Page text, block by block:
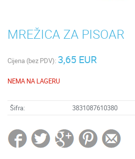
MREŽICA ZA PISOAR
Cijena (bez PDV): 3,65 EUR
NEMA NA LAGERU
Šifra: 3831087610380